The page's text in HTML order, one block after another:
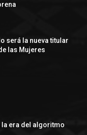
será la nueva titular
las Mujeres
la era del algoritmo